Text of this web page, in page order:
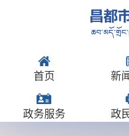
首页 新
政务服务 政